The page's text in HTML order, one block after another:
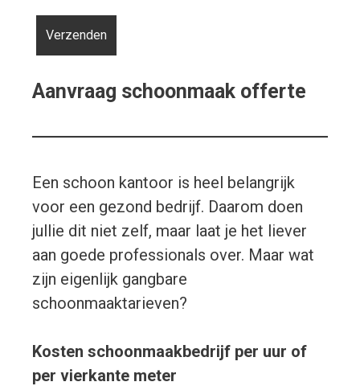
Aanvraag schoonmaak offerte
Een schoon kantoor is heel belangrijk
voor een gezond bedrijf. Daarom doen
jullie dit niet zelf, maar laat je het liever
aan goede professionals over. Maar wat
zijn eigenlijk gangbare
schoonmaaktarieven?
Kosten schoonmaakbedrijf per uur of
per vierkante meter